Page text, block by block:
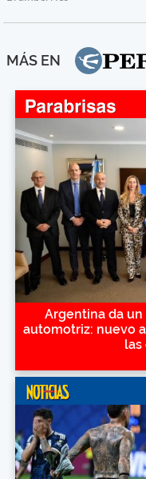
MÁS EN
Argentina da
automotriz: nuevo
las